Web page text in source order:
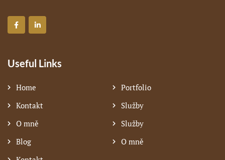
Useful Links
Home
Portfolio
Kontakt
Služby
O mně
Služby
Blog
O mně